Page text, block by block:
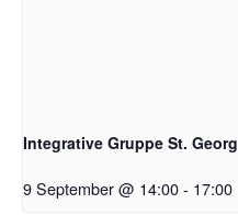
Integrative Gruppe St. Georg
9 September @ 14:00- 17:00